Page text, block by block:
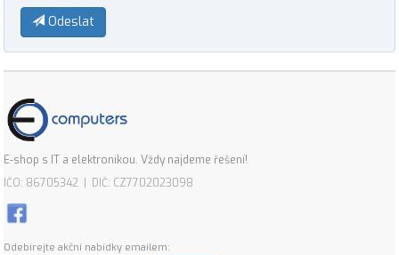
Odeslat
E-shop s IT a elektronikou. Vždy najdeme řešení!
IČO: 86705342 | DIČ: CZ7702023098
Odebírejte akční nabídky emailem: